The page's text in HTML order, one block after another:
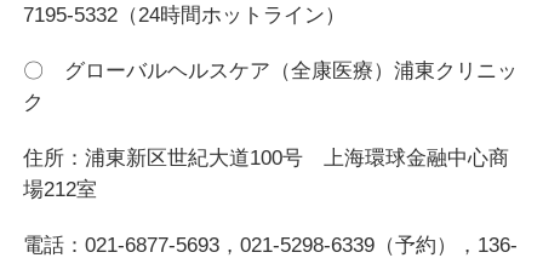
7195-5332（24時間ホットライン）
〇 グローバルヘルスケア（全康医療）浦東クリニッ
ク
住所：浦東新区世紀大道100号 上海環球金融中心商
場212室
電話：021-6877-5693，021-5298-6339（予約），136-